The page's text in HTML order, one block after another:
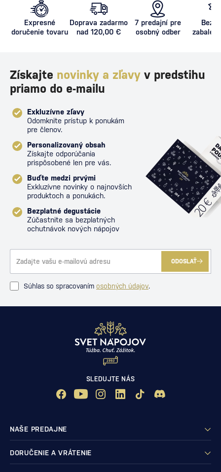
Expresné
doručenie tovaru
Doprava zadarmo
nad 120,00 €
7 predajní pre
osobný odber
Získajte novinky a zľavy v predstihu
priamo do e-mailu
Exkluzívne zľavy
Odomknite prístup k ponukám
pre členov.
Personalizovaný obsah
Získajte odporúčania
prispôsobené len pre vás.
Buďte medzi prvými
Exkluzívne novinky o najnovších
produktoch a ponukách.
Bezplatné degustácie
Zúčastnite sa bezplatných
ochutnávok nových nápojov
ODOSLAŤ
Súhlas so spracovaním osobných údajov.
SLEDUJTE NÁS
NAŠE PREDAJNE
DORUČENIE A VRÁTENIE